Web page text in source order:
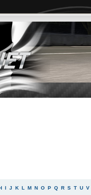
I J K L M N O P Q R S T U V